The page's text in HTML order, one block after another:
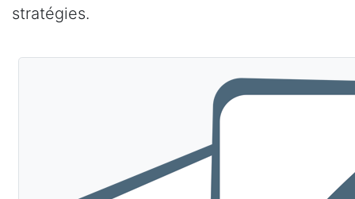
stratégies.